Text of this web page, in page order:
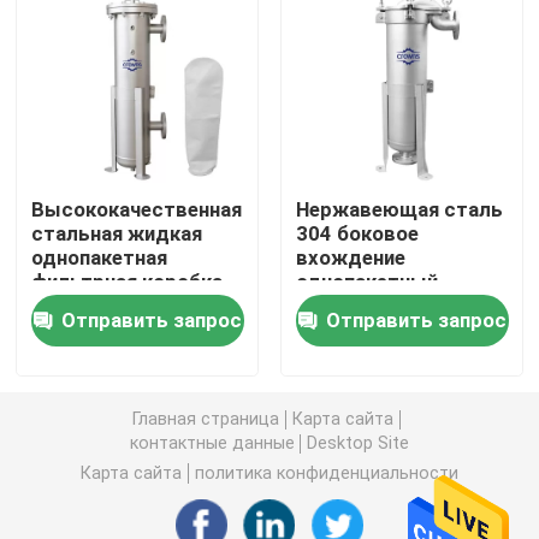
Промышленные патронные фильтры
Корпус фильтра с несколькими картриджами
Корпус фильтра сумки нержавеющей стали
Автоматический фильтр чистки собственной
Клиновые проволочные корзины
Ситовой кривой экран
Высококачественная
стальная жидкая
однопакетная
фильтрная коробка
Промышленное
фильтрационное
оборудование
Отправить запрос
Нержавеющая сталь
304 боковое
вхождение
однопакетный
фильтр корпуса для
предварительной
фильтрации сточных
Отправить запрос
Главная страница
Карта сайта
контактные данные
Desktop Site
Карта сайта
политика конфиденциальности